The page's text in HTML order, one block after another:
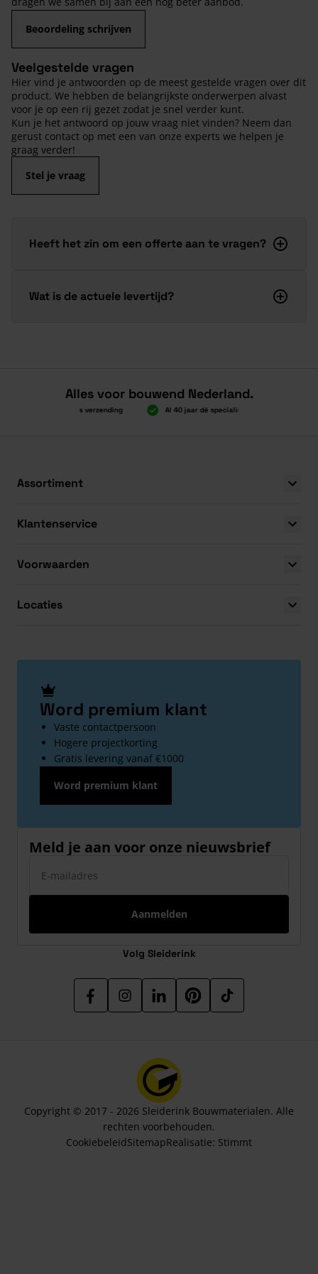
Beoordeling schrijven
Veelgestelde vragen
Hier vind je antwoorden op de meest gestelde vragen over dit
product. We hebben de belangrijkste onderwerpen alvast
voor je op een rij gezet zodat je snel verder kunt.
Kun je het antwoord op jouw vraag niet vinden? Neem dan
gerust contact op met een van onze experts we helpen je
graag verder!
Stel je vraag
Heeft het zin om een offerte aan te vragen?
Wat is de actuele levertijd?
Alles voor bouwend Nederland.
Boven 2.000 gratis verzending Al 40 jaar dé specialist
Assortiment
Klantenservice
Voorwaarden
Locaties
Word premium klant
Vaste contactpersoon
Hogere projectkorting
Gratis levering vanaf €1000
Word premium klant
Meld je aan voor onze nieuwsbrief
Aanmelden
Volg Sleiderink
Copyright © 2017 - 2026 Sleiderink Bouwmaterialen. Alle
rechten voorbehouden.
CookiebeleidSitemapRealisatie: Stimmt